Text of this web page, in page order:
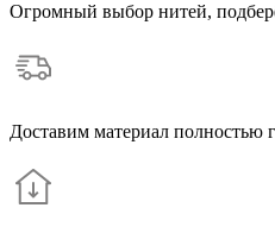
Огромный выбор нитей,
Доставим материал полностью